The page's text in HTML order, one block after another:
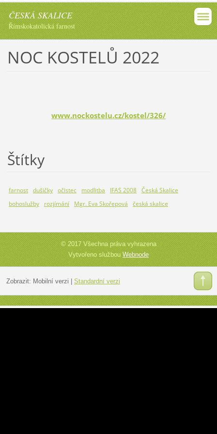
ČESKÁ SKALICE
Římskokatolická farnost
NOC KOSTELŮ 2022
www.nockostelu.cz/kostel/326/
Štítky
farnost dušičky očistec modlitba IFAS 2008 Česká Skalice
bohoslužby
rozjímání Mgr. Eva Skořepová česká skalice
© 2017 Všechna práva vyhrazena
Vytvořeno službouWebnode
Zobrazit: Mobilní verzi Standardní verzi